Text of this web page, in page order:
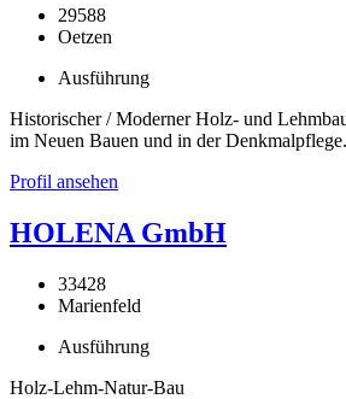
29588
Oetzen
Ausführung
Historischer / Moderner Holz- und
im Neuen Bauen und in der Denkmalpflege.
Profil ansehen
HOLENA GmbH
33428
Marienfeld
Ausführung
Holz-Lehm-Natur-Bau